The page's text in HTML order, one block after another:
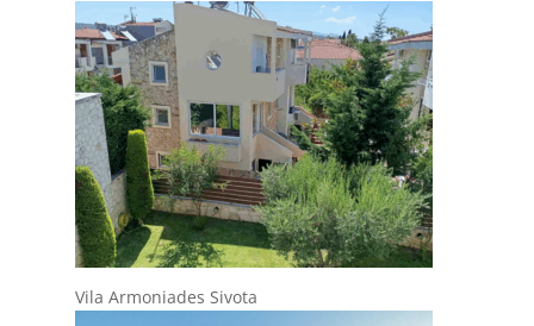
Vila Armoniades Sivota